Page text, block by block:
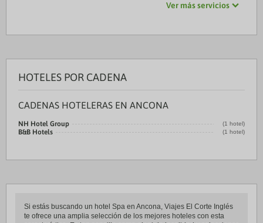
Ver más servicios
HOTELES POR CADENA
CADENAS HOTELERAS EN ANCONA
NH Hotel Group (1 hotel)
B&B Hotels (1 hotel)
Si estás buscando un hotel Spa en Ancona, Viajes El Corte Inglés
te ofrece una amplia selección de los mejores hoteles con esta